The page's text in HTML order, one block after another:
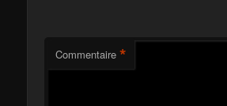
Commentaire *